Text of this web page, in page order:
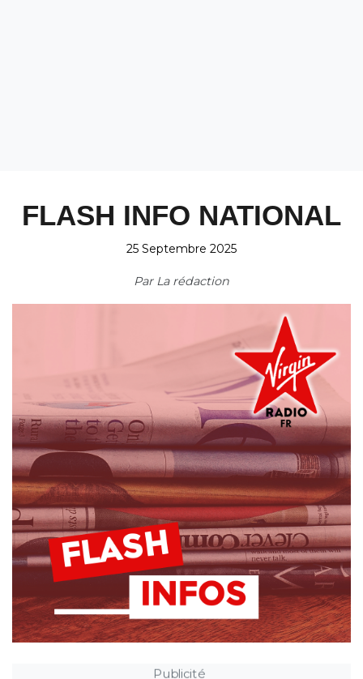
FLASH INFO NATIONAL
25 Septembre 2025
Par La rédaction
Publicité